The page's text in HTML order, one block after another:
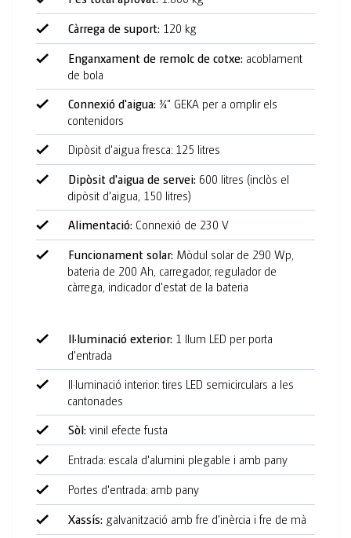
Càrrega de suport: 120 kg
Enganxament de remolc de cotxe: acoblament
de bola
Connexió d'aigua: ¾" GEKA per a omplir els
contenidors
Dipòsit d'aigua fresca: 125 litres
Dipòsit d'aigua de servei: 600 litres (inclòs el
dipòsit d'aigua, 150 litres)
Alimentació: Connexió de 230 V
Funcionament solar: Mòdul solar de 290 Wp,
bateria de 200 Ah, carregador, regulador de
càrrega, indicador d'estat de la bateria
Il·luminació exterior: 1 llum LED per porta
d'entrada
Il·luminació interior: tires LED semicirculars a les
cantonades
Sòl: vinil efecte fusta
Entrada: escala d'alumini plegable i amb pany
Portes d'entrada: amb pany
Xassís: galvanització amb fre d'inèrcia i fre de mà
Àrees separades per a dames i cavallers
Inodor, muntat en la paret amb cisterna oculta